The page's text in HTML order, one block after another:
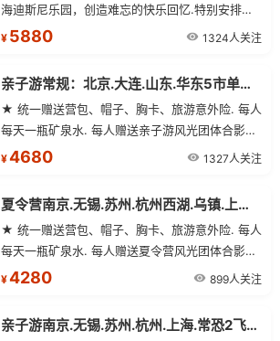
海迪斯尼乐园，创造难忘的快乐回忆.特别安排巧
克力主题乐园--上海巧克力工厂，让孩子们品尝，
¥ 5880 1324人关注
亲子游常规：北京.大连.山东.华东5市单飞15日游
★ 统一赠送营包、帽子、胸卡、旅游意外险. 每人
每天一瓶矿泉水. 每人赠送亲子游风光团体合影一
张.
¥4680 1327人关注
夏令营南京.无锡.苏州.杭州西湖.乌镇.上海迪士尼.巧克力工厂嗨翻迪士尼高端2飞7日
★ 统一赠送营包、帽子、胸卡、旅游意外险. 每人
每天一瓶矿泉水. 每人赠送夏令营风光团体合影一
张.
¥4280 899人关注
亲子游南京.无锡.苏州.杭州.上海.常恐2飞7日